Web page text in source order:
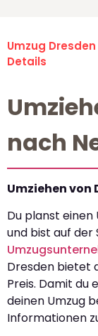
Umzug
Details
nach
Umziehen von
Du planst
und bist auf der
Dresden bietet
Preis. Damit du
deinen Umzug
Informationen